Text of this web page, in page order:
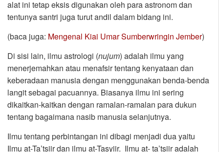
alat ini tetap eksis digunakan oleh para astronom dan
tentunya santri juga turut andil dalam bidang ini.
(baca juga: Mengenal Kiai Umar Sumberwringin Jember)
Di sisi lain, ilmu astrologi (nujum) adalah ilmu yang
menerjemahkan atau menafsir tentang kenyataan dan
keberadaan manusia dengan menggunakan benda-benda
langit sebagai pacuannya. Biasanya ilmu ini sering
dikaitkan-kaitkan dengan ramalan-ramalan para dukun
tentang bagaimana nasib manusia selanjutnya.
Ilmu tentang perbintangan ini dibagi menjadi dua yaitu
Ilmu at-Ta’tsiir dan ilmu at-Tasyiir. Ilmu at- ta’tsiir adalah